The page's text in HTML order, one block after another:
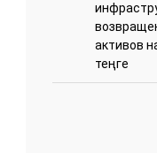
активов
теңге